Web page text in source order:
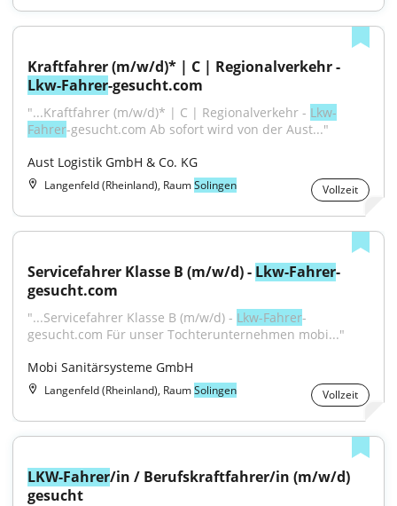
Lkw-Fahrer-gesucht.com
"...Kraftfahrer (m/w/d)* | C | Regionalverkehr - Lkw-
Fahrer-gesucht.com Ab sofort wird von der Aust..."
Aust Logistik GmbH & Co. KG
Langenfeld (Rheinland), RaumSolingen Vollzeit
Servicefahrer Klasse B (m/w/d) - Lkw-Fahrer-
gesucht.com
"...Servicefahrer Klasse B (m/w/d) - Lkw-Fahrer-
gesucht.com Für unser Tochterunternehmen mobi..."
Mobi Sanitärsysteme GmbH
Langenfeld (Rheinland), RaumSolingen Vollzeit
LKW-Fahrer/in / Berufskraftfahrer/in (m/w/d)
gesucht